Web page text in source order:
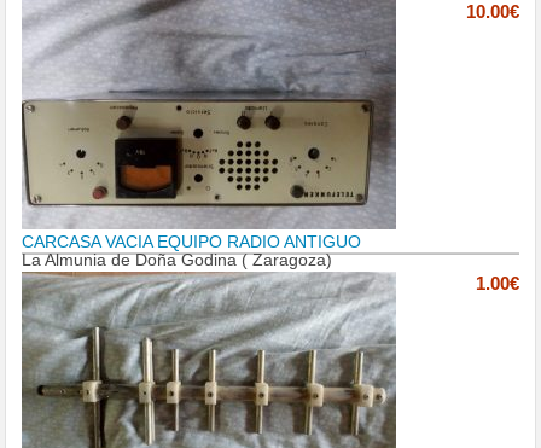
10.00€
CARCASA VACIA EQUIPO RADIO ANTIGUO
La Almunia de Doña Godina ( Zaragoza)
1.00€